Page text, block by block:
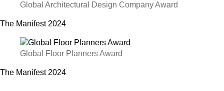
Global Architectural Design Company Award
The Manifest 2024
Global Floor Planners Award
The Manifest 2024